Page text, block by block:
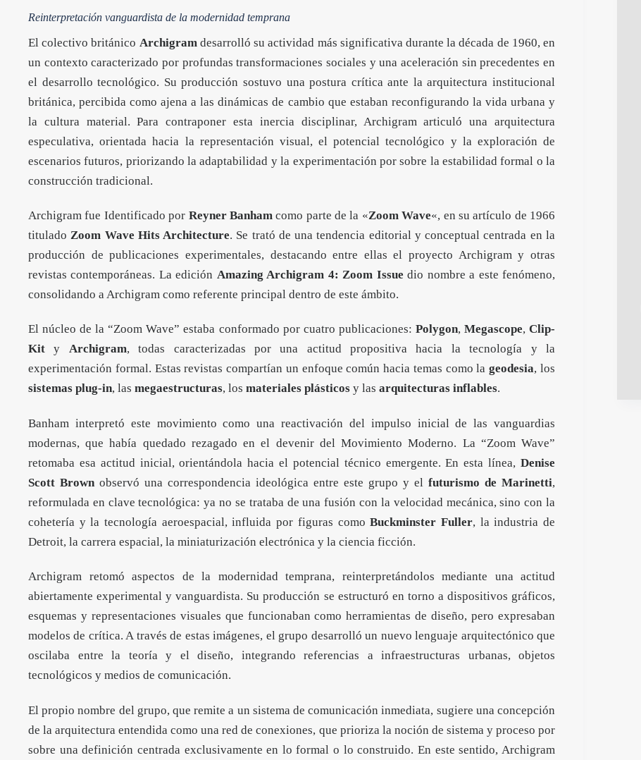
Reinterpretación vanguardista de la modernidad temprana
El colectivo británico Archigram desarrolló su actividad más significativa durante la década de 1960, en
un contexto caracterizado por profundas transformaciones sociales y una aceleración sin precedentes en
el desarrollo tecnológico. Su producción sostuvo una postura crítica ante la arquitectura institucional
británica, percibida como ajena a las dinámicas de cambio que estaban reconfigurando la vida urbana y
la cultura material. Para contraponer esta inercia disciplinar, Archigram articuló una arquitectura
especulativa, orientada hacia la representación visual, el potencial tecnológico y la exploración de
escenarios futuros, priorizando la adaptabilidad y la experimentación por sobre la estabilidad formal o la
construcción tradicional.
Archigram fue Identificado por Reyner Banhamcomo parte de la «Zoom Wave«, en su artículo de 1966
tituladoZoom Wave Hits Architecture. Se trató de una tendencia editorial y conceptual centrada en la
producción de publicaciones experimentales, destacando entre ellas el proyecto Archigram y otras
revistas contemporáneas. La edición Amazing Archigram 4: Zoom Issue dio nombre a este fenómeno,
consolidando a Archigram como referente principal dentro de este ámbito.
El núcleo de la “Zoom Wave” estaba conformado por cuatro publicaciones: Polygon, Megascope,Clip-
Kit y Archigram, todas caracterizadas por una actitud propositiva hacia la tecnología y la
experimentación formal. Estas revistas compartían un enfoque común hacia temas como lageodesia, los
sistemas plug-in, las megaestructuras, los materiales plásticos y las arquitecturas inflables.
Banham interpretó este movimiento como una reactivación del impulso inicial de las vanguardias
modernas, que había quedado rezagado en el devenir del Movimiento Moderno. La “Zoom Wave”
retomaba esa actitud inicial, orientándola hacia el potencial técnico emergente. En esta línea, Denise
Scott Brown observó una correspondencia ideológica entre este grupo y el futurismo de Marinetti,
reformulada en clave tecnológica: ya no se trataba de una fusión con la velocidad mecánica, sino con la
cohetería y la tecnología aeroespacial, influida por figuras comoBuckminster Fuller, la industria de
Detroit, la carrera espacial, la miniaturización electrónica y la ciencia ficción.
Archigram retomó aspectos de la modernidad temprana, reinterpretándolos mediante una actitud
abiertamente experimental y vanguardista. Su producción se estructuró en torno a dispositivos gráficos,
esquemas y representaciones visuales que funcionaban como herramientas de diseño, pero expresaban
modelos de crítica. A través de estas imágenes, el grupo desarrolló un nuevo lenguaje arquitectónico que
oscilaba entre la teoría y el diseño, integrando referencias a infraestructuras urbanas, objetos
tecnológicos y medios de comunicación.
El propio nombre del grupo, que remite a un sistema de comunicación inmediata, sugiere una concepción
de la arquitectura entendida como una red de conexiones, que prioriza la noción de sistema y proceso por
sobre una definición centrada exclusivamente en lo formal o lo construido. En este sentido, Archigram